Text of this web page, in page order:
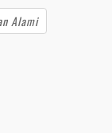
Alami